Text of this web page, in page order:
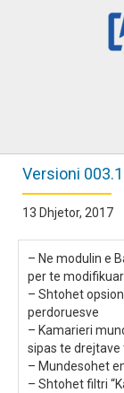
Versioni
13 Dhjetor, 2017
– Ne modulin e
per te
– Shtohet
perdoruesve
– Kamarieri
sipas te
– Mundesohet
– Shtohet filtri